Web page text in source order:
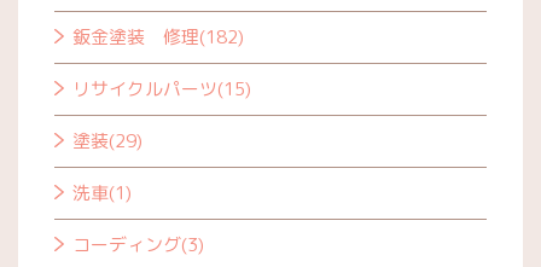
鈑金塗装 修理(182)
リサイクルパーツ(15)
塗装(29)
洗車(1)
コーディング(3)